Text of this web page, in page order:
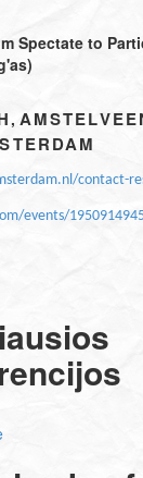
Spectate to
,
contact-
events/